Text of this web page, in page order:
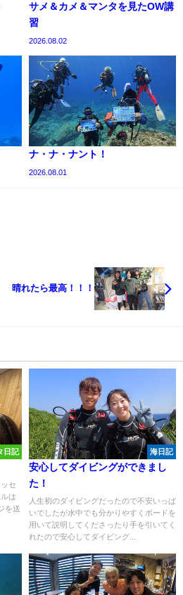
サメ＆カメ＆マンタを見たOW講
習
2026.08.02
ナ・ナ・ナント！
2026.08.01
晴れたら最高！！！
日記
セ
は
を送
海日記
安心してダイビングができまし
た！
人生初のダイビングだったので不安いっぱ
いでしたが水中でも分かりやすくボードを
用いて説明してくださったり手を引いてく
れたので安心してダイビング...